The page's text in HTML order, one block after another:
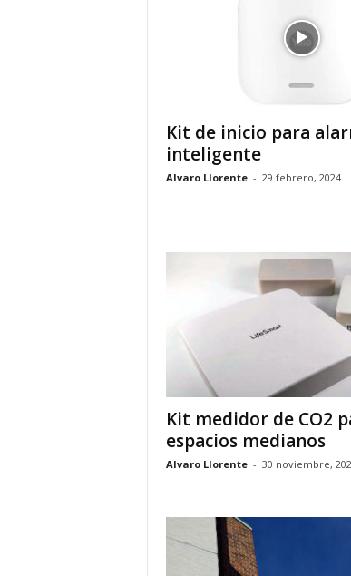
Kit de inicio para
inteligente
Alvaro Llorente - 29 febrero, 2024
Kit medidor de CO2
espacios medianos
Alvaro Llorente - 30 noviembre,